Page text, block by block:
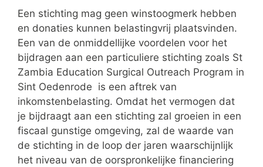
Een stichting mag geen winstoogmerk hebben
en donaties kunnen belastingvrij plaatsvinden.
Een van de onmiddellijke voordelen voor het
bijdragen aan een particuliere stichting zoals St
Zambia Education Surgical Outreach Program in
Sint Oedenrode is een aftrek van
inkomstenbelasting. Omdat het vermogen dat
je bijdraagt aan een stichting zal groeien in een
fiscaal gunstige omgeving, zal de waarde van
de stichting in de loop der jaren waarschijnlijk
het niveau van de oorspronkelijke financiering